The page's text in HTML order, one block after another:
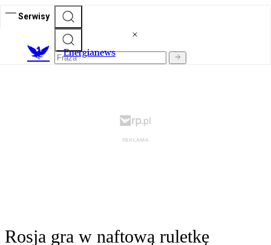
Serwisy
Energianews
Rosja gra w naftową ruletkę